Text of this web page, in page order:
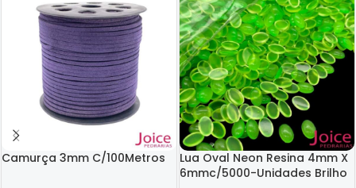
Camurça 3mm C/100Metros
Lua Oval Neon Resina 4mm X
6mmc/5000-Unidades Brilho